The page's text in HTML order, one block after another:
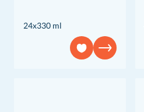
24x330 ml